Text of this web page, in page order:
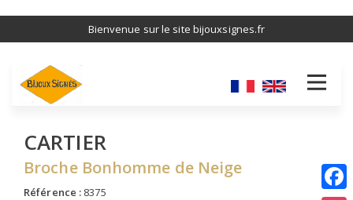
principal
Bienvenue sur le site bijouxsignes.fr
CARTIER
Broche Bonhomme de Neige
Référence : 8375